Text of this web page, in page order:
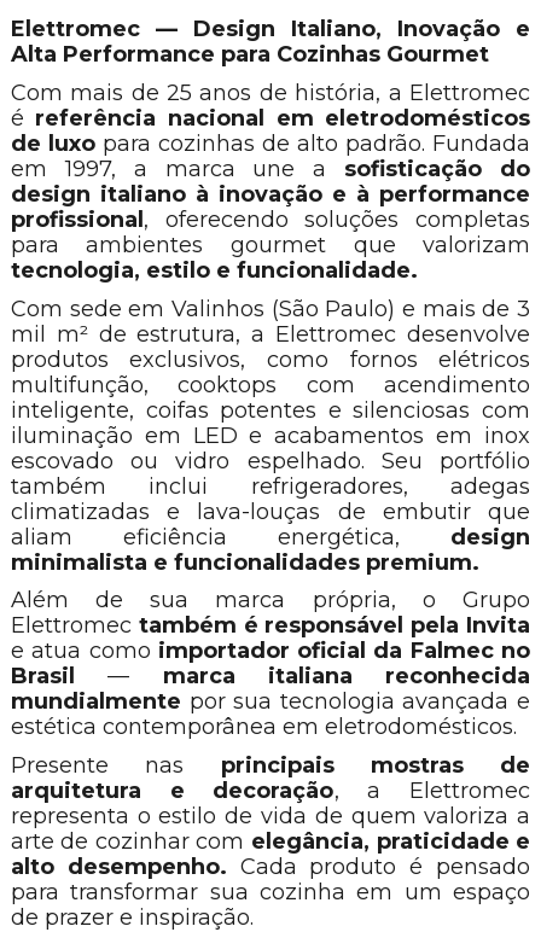
Elettromec — Design Italiano, Inovação e
Alta Performance para Cozinhas Gourmet
Com mais de 25 anos de história, a Elettromec
é referência nacional em eletrodomésticos
de luxopara cozinhas de alto padrão. Fundada
em 1997, a marca une a sofisticação do
design italiano à inovação e à performance
profissional , oferecendo soluções completas
para ambientes gourmet que valorizam
tecnologia, estilo e funcionalidade.
Com sede em Valinhos (São Paulo) e mais de 3
mil m² de estrutura, a Elettromec desenvolve
produtos exclusivos, como fornos elétricos
multifunção, cooktops com acendimento
inteligente, coifas potentes e silenciosas com
iluminação em LED e acabamentos em inox
escovado ou vidro espelhado. Seu portfólio
também inclui refrigeradores, adegas
climatizadas e lava-louças de embutir que
aliam eficiência energética, design
minimalista e funcionalidades premium.
Além de sua marca própria, o Grupo
Elettromec também é responsável pela Invita
e atua como importador oficial da Falmec no
Brasil
— marca italiana reconhecida
mundialmente por sua tecnologia avançada e
estética contemporânea em eletrodomésticos.
Presente nas principais mostras de
arquitetura e decoração, a Elettromec
representa o estilo de vida de quem valoriza a
arte de cozinhar com elegância, praticidade e
alto desempenho. Cada produto é pensado
para transformar sua cozinha em um espaço
de prazer e inspiração.